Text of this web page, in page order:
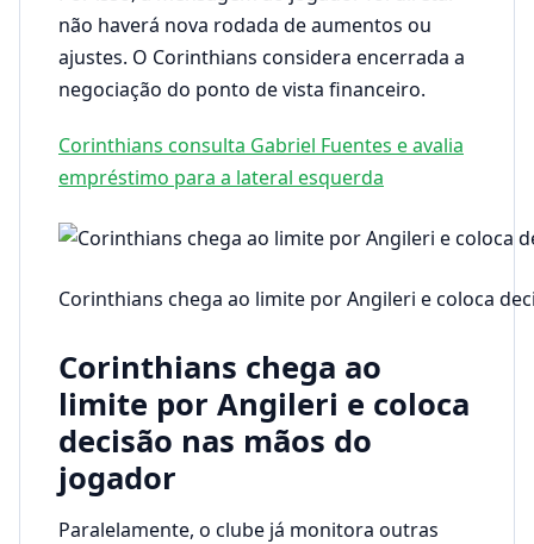
não haverá nova rodada de aumentos ou
ajustes. O Corinthians considera encerrada a
negociação do ponto de vista financeiro.
Corinthians consulta Gabriel Fuentes e avalia
empréstimo para a lateral esquerda
Corinthians chega ao limite por Angileri e coloca
Corinthians chega ao
limite por Angileri e coloca
decisão nas mãos do
jogador
Paralelamente, o clube já monitora outras